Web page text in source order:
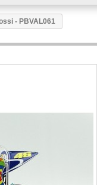
- PBVAL061